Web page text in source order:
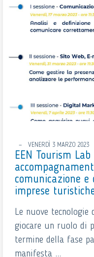
VENERDÌ 3 MARZO 2023
EEN Tourism
comunicazione
imprese
Le nuove
giocare un ruolo di
termine della fase
manifesta ...